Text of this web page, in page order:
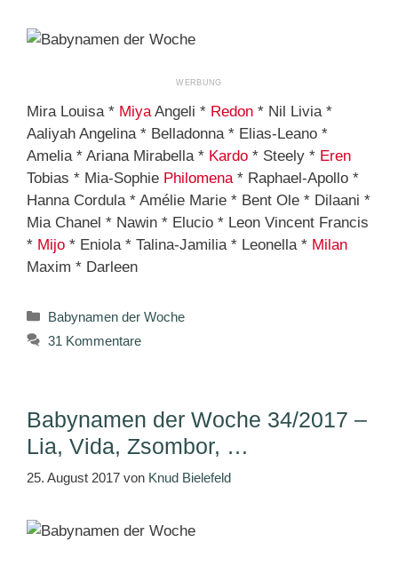
Mira Louisa * Miya Angeli * Redon * Nil Livia *
Aaliyah Angelina * Belladonna * Elias-Leano *
Amelia * Ariana Mirabella * Kardo * Steely * Eren
Tobias * Mia-Sophie Philomena * Raphael-Apollo *
Hanna Cordula * Amélie Marie * Bent Ole * Dilaani *
Mia Chanel * Nawin * Elucio * Leon Vincent Francis
* Mijo * Eniola * Talina-Jamilia * Leonella * Milan
Maxim * Darleen
Kategorien
Babynamen der Woche
31 Kommentare
Babynamen der Woche 34/2017 –
Lia, Vida, Zsombor, …
25. August 2017 von Knud Bielefeld